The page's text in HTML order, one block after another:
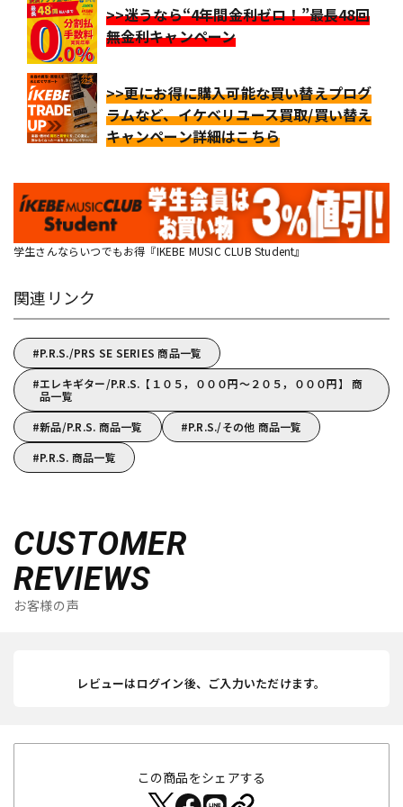
>>迷うなら“4年間金利ゼロ！”最長48回
無金利キャンペーン
>>更にお得に購入可能な買い替えプログ
ラムなど、イケベリユース買取/買い替え
キャンペーン詳細はこちら
学生さんならいつでもお得『IKEBE MUSIC CLUB Student』
関連リンク
P.R.S./PRS SE SERIES 商品一覧
エレキギター/P.R.S.【１０５，０００円～２０５，０００円】 商
品一覧
新品/P.R.S. 商品一覧
P.R.S./その他 商品一覧
P.R.S. 商品一覧
CUSTOMER
REVIEWS
お客様の声
レビューはログイン後、ご入力いただけます。
この商品をシェアする